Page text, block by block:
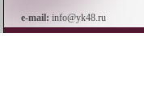
e-mail: info@yk48.ru